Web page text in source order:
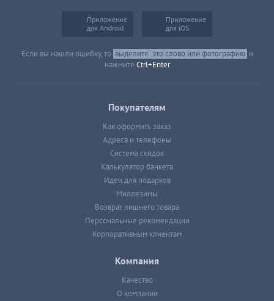
Приложение
для Android
Приложение
для iOS
Если вы нашли ошибку, то выделите это слово или фотографию и
нажмите Ctrl+Enter
Покупателям
Как оформить заказ
Адреса и телефоны
Система скидок
Калькулятор банкета
Идеи для подарков
Миллезимы
Возврат лишнего товара
Персональные рекомендации
Корпоративным клиентам
Компания
Качество
О компании